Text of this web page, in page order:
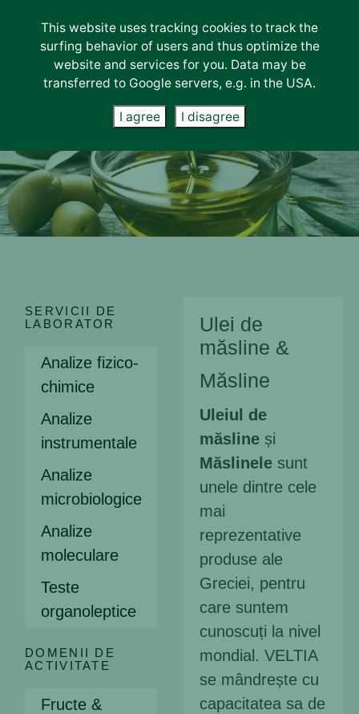
Servicii de laborator
SERVICII DE LABORATOR
Analize fizico-chimice
Analize instrumentale
Analize moleculare
Teste organoleptice
DOMENII DE ACTIVITATE
Apă & Deșeuri
Sol & Țesuturi vegetale
Servicii de consultanță
Compania
Administrare
Oportunități de Carieră
Acreditări & Certificări
Noutăți
Contactaţi-ne
SERVICII DE
LABORATOR
Analize fizico-
chimice
Analize
instrumentale
Analize
microbiologice
Analize
moleculare
Teste
organoleptice
DOMENII DE
ACTIVITATE
Fructe &
Ulei de
măsline &
Măsline
Uleiul de
măsline și
Măslinele sunt
unele dintre cele
mai
reprezentative
produse ale
Greciei, pentru
care suntem
cunoscuți la nivel
mondial. VELTIA
se mândrește cu
capacitatea sa de
This website uses tracking cookies to track the
surfing behavior of users and thus optimize the
website and services for you. Data may be
transferred to Google servers, e.g. in the USA.
I agree I disagree